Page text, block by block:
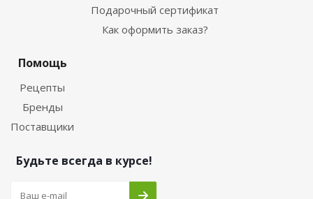
Подарочный сертификат
Как оформить заказ?
Помощь
Рецепты
Бренды
Поставщики
Будьте всегда в курсе!